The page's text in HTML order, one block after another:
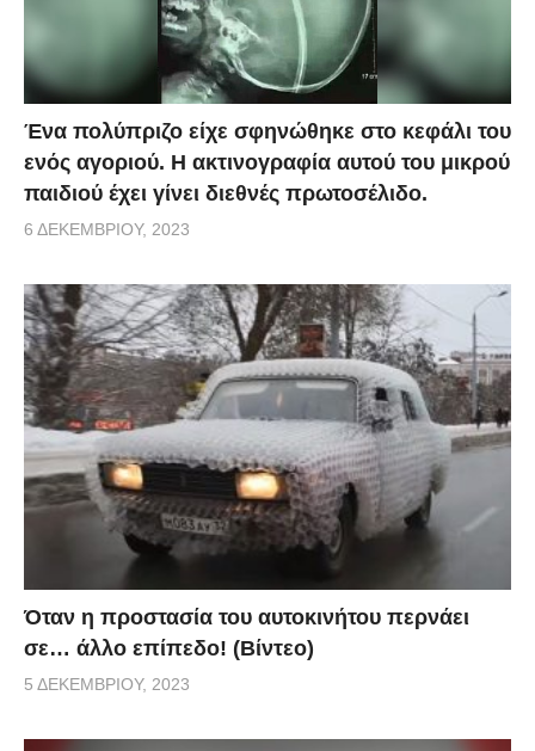
Ένα πολύπριζο είχε σφηνώθηκε στο κεφάλι του
ενός αγοριού. Η ακτινογραφία αυτού του μικρού
παιδιού έχει γίνει διεθνές πρωτοσέλιδο.
6 ΔΕΚΕΜΒΡΊΟΥ, 2023
Όταν η προστασία του αυτοκινήτου περνάει
σε… άλλο επίπεδο! (Βίντεο)
5 ΔΕΚΕΜΒΡΊΟΥ, 2023